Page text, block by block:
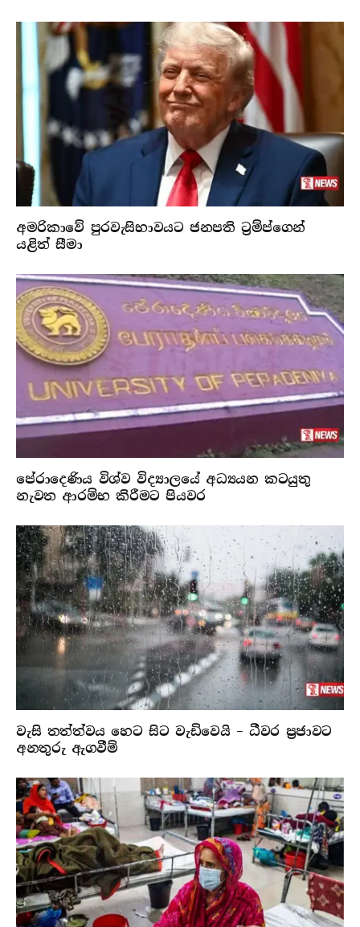
අමරිකාවේ පුරවැසිභාවයට ජනපති ට්‍රම්ප්ගෙන්
යළිත් සීමා
පේරාදෙණිය විශ්ව විද්‍යාලයේ අධ්‍යයන කටයුතු
නැවත ආරම්භ කිරීමට පියවර
වැසි තත්ත්වය හෙට සිට වැඩිවෙයි – ධීවර ප්‍රජාවට
අනතුරු ඇගවීම්